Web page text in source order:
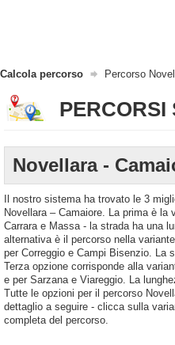
Calcola percorso Percorso
Novellara -
Il nostro sistema ha trovato le 3
Novellara – Camaiore. La prima è la
Carrara e Massa - la strada ha una
alternativa è il percorso nella
per Correggio e Campi Bisenzio. La
Terza opzione corrisponde alla
e per Sarzana e Viareggio. La
Tutte le opzioni per il percorso
dettaglio a seguire - clicca sulla
completa del percorso.